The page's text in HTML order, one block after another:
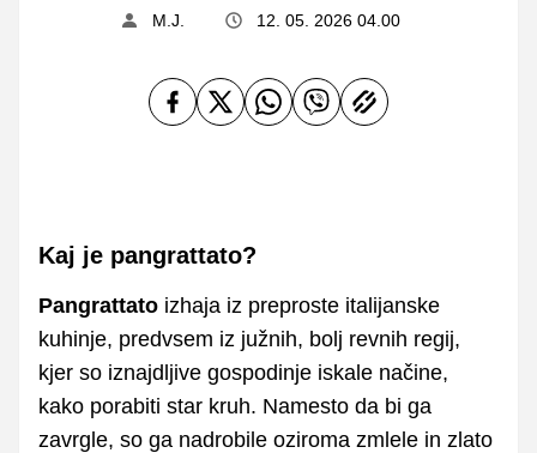
M.J. 12. 05. 2026 04.00
Kaj je pangrattato?
Pangrattato izhaja iz preproste italijanske
kuhinje, predvsem iz južnih, bolj revnih regij,
kjer so iznajdljive gospodinje iskale načine,
kako porabiti star kruh. Namesto da bi ga
zavrgle, so ga nadrobile oziroma zmlele in zlato